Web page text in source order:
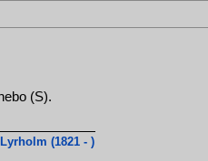
(S).
(1821 - )